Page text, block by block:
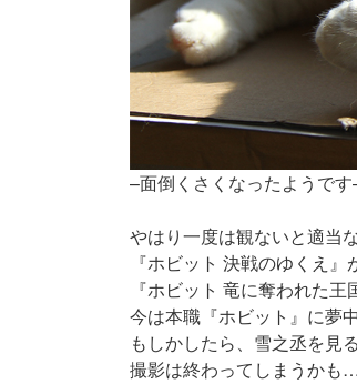
–面倒くさくなったようです
やはり一度は観ないと適当
『ホビット 決戦のゆくえ』
『ホビット 竜に奪われた王
今は本職『ホビット』に夢
もしかしたら、雪之丞を見
撮影は終わってしまうかも